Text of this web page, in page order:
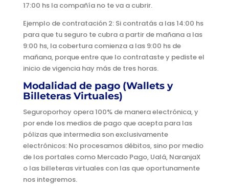
17:00 hs la compañía no te va a cubrir.
Ejemplo de contratación 2: Si contratás a las 14:00 hs
para que tu seguro te cubra a partir de mañana a las
9:00 hs, la cobertura comienza a las 9:00 hs de
mañana, porque entre que lo contrataste y pediste el
inicio de vigencia hay más de tres horas.
Modalidad de pago (Wallets y
Billeteras Virtuales)
Seguroporhoy opera 100% de manera electrónica, y
por ende los medios de pago que acepta para las
pólizas que intermedia son exclusivamente
electrónicos: No procesamos débitos, sino por medio
de los portales como Mercado Pago, Ualá, NaranjaX
o las billeteras virtuales con las que oportunamente
nos integremos.